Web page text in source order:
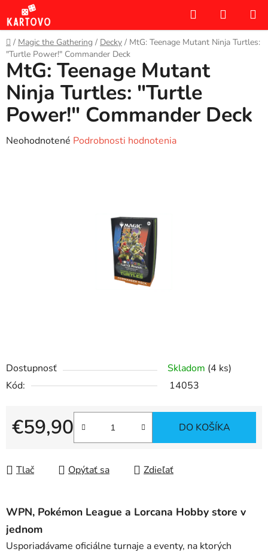
Prejsť
na
obsah
Hľadať
KOŠÍK
Domov
/ Magic the Gathering / Decky / MtG: Teenage Mutant Ninja Turtles:
"Turtle Power!" Commander Deck
Dostupnosť Skladom (4 ks)
Kód:
14053
€59,90
Jednotková cena:
DO KOŠÍKA
Tlač Opýtať sa Zdieľať
MtG: Teenage Mutant
Ninja Turtles: "Turtle
Power!" Commander Deck
Priemerné
Neohodnotené Podrobnosti hodnotenia
WPN, Pokémon League a Lorcana Hobby store v
jednom
Usporiadávame oficiálne turnaje a eventy, na ktorých